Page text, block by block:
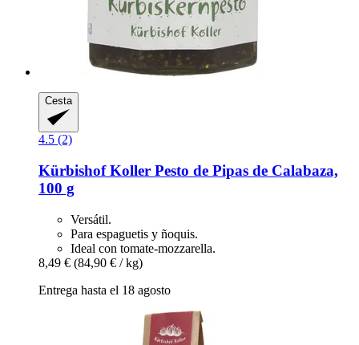
Cesta
4.5 (2)
Kürbishof Koller Pesto de Pipas de Calabaza,
100 g
Versátil.
Para espaguetis y ñoquis.
Ideal con tomate-mozzarella.
8,49 € (84,90 € / kg)
Entrega hasta el 18 agosto